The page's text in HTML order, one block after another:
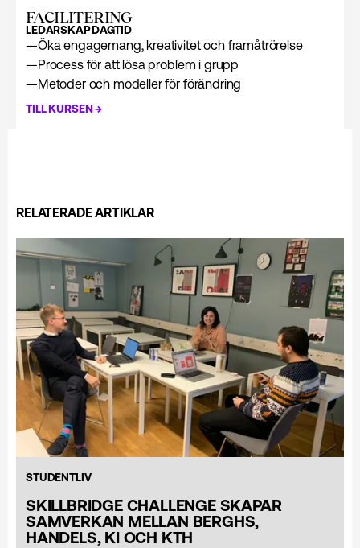
FACILITERING
LEDARSKAPDAGTID
—Öka engagemang, kreativitet och framåtrörelse
—Process för att lösa problem i grupp
—Metoder och modeller för förändring
TILL KURSEN→
RELATERADE ARTIKLAR
STUDENTLIV
SKILLBRIDGE CHALLENGE SKAPAR
SAMVERKAN MELLAN BERGHS,
HANDELS, KI OCH KTH